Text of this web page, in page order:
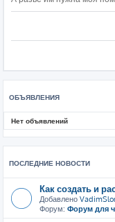
ОБЪЯВЛЕНИЯ
Нет объявлений
ПОСЛЕДНИЕ НОВОСТИ
Как создать и
Добавлено
Форум: Форум для